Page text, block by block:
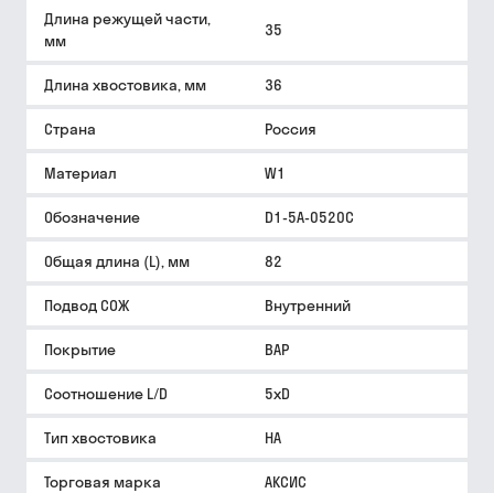
Длина режущей части,
мм
35
Длина хвостовика, мм 36
Страна Россия
Материал W1
Обозначение D1-5A-0520C
Общая длина (L), мм 82
Подвод СОЖ Внутренний
Покрытие BAP
Соотношение L/D 5xD
Тип хвостовика HA
Торговая марка АКСИС